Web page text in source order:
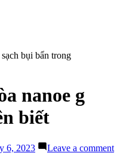
nanoe g
biết
6, 2023 Leave a commenton